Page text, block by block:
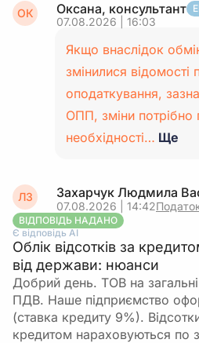
ОК Оксана, консультант
07.08.2026 | 16:03
Якщо внаслідок
змінилися відомості
оподаткування,
ОПП, зміни потрібно
необхідності… Ще
ЛЗ Захарчук Людмила
07.08.2026 | 14:42
ВІДПОВІДЬ НАДАНО
Є відповідь АІ
Облік відсотків за
від держави: нюанси
Добрий день. ТОВ на
ПДВ. Наше підприємство
(ставка кредиту 9%).
кредитом нараховуються по